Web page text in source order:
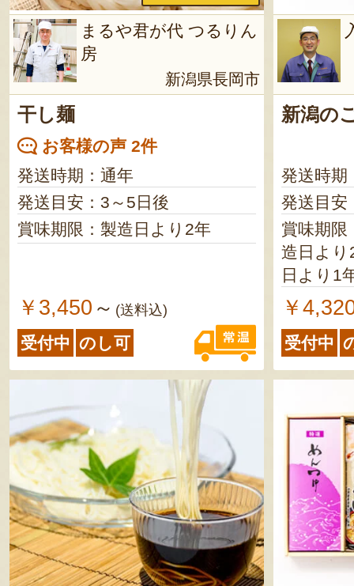
まるや君が代 つるりん
房
新潟県長岡市
干し麺
お客様の声 2件
発送時期：通年
発送目安：3～5日後
賞味期限：製造日より2年
￥3,450 ～ (送料込)
受付中 のし可
新潟の
発送時期
発送目安
賞味期
造日より2年 なが藻
日より1年半 佐渡の
製造日より1年
製造日
￥
受付中